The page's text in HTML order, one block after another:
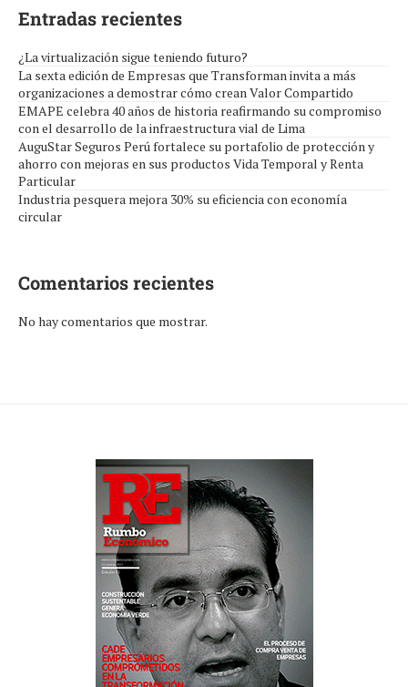
Entradas recientes
¿La virtualización sigue teniendo futuro?
La sexta edición de Empresas que Transforman invita a más
organizaciones a demostrar cómo crean Valor Compartido
EMAPE celebra 40 años de historia reafirmando su compromiso
con el desarrollo de la infraestructura vial de Lima
AuguStar Seguros Perú fortalece su portafolio de protección y
ahorro con mejoras en sus productos Vida Temporal y Renta
Particular
Industria pesquera mejora 30% su eficiencia con economía
circular
Comentarios recientes
No hay comentarios que mostrar.